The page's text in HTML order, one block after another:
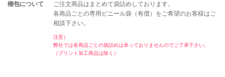
梱包について
ご注文商品はまとめて袋詰めしております。
各商品ごとの専用ビニール袋（有償）をご希望のお客様はご
相談下さい。
注意）
弊社では各商品ごとの袋詰めは承っておりませんのでご了承下さい。
（プリント加工商品は除く）